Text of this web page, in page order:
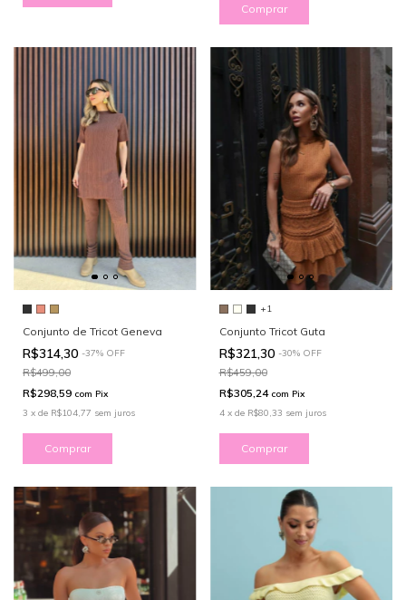
Comprar
Conjunto de Tricot Geneva
R$314,30 -37% OFF
R$499,00
R$298,59 com Pix
3 x de R$104,77 sem juros
Comprar
+1
Conjunto Tricot Guta
R$321,30 -30% OFF
R$459,00
R$305,24 com Pix
4 x de R$80,33 sem juros
Comprar